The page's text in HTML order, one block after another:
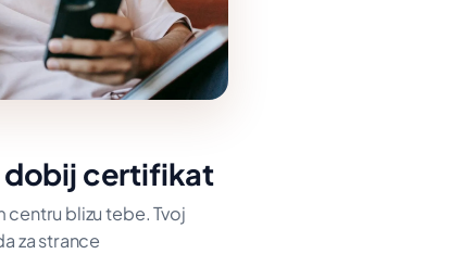
dobij certifikat
centru blizu tebe. Tvoj
za strance